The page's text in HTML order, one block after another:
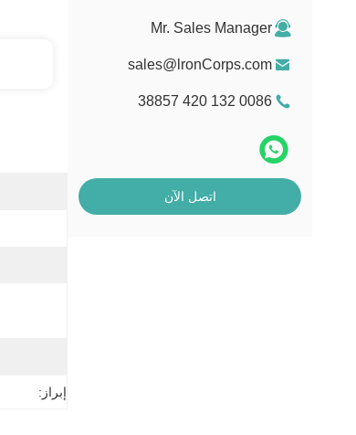
Mr. Sales Manager
sales@lronCorps.com
0086 132 420 38857
اتصل الآن
إبراز: